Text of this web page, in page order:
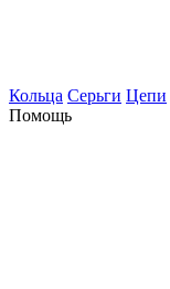
Кольца Серьги Цепи
Помощь